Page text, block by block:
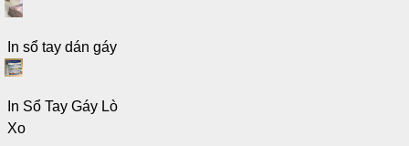
In sổ tay dán gáy
In Sổ Tay Gáy Lò
Xo